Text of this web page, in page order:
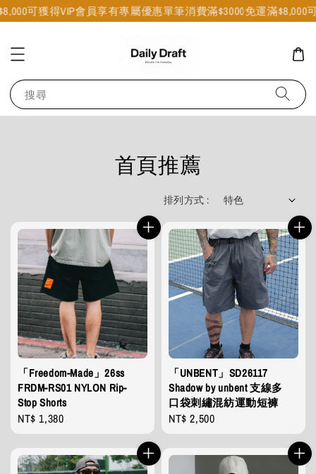
獲得VIP會員享有專屬優惠單筆消費滿$3000免運滿$8,000可獲
搜尋
首頁推薦
排列方式 :
「Freedom-Made」26ss
FRDM-RS01 NYLON Rip-
Stop Shorts
Regular
price
NT$ 1,380
「UNBENT」SD26117
Shadow by unbent 支線多
口袋刺繡混紡運動短褲
Regular
price
NT$ 2,500